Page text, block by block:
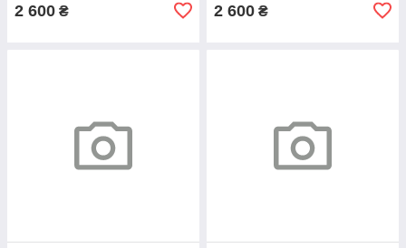
2 600 ₴ 2 600 ₴